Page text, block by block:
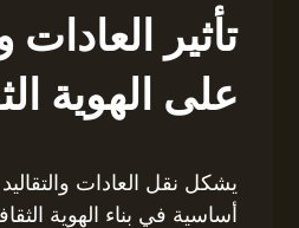
تأثير العادات
على الهوية
يشكل نقل العادات
أساسية في بناء الهوية